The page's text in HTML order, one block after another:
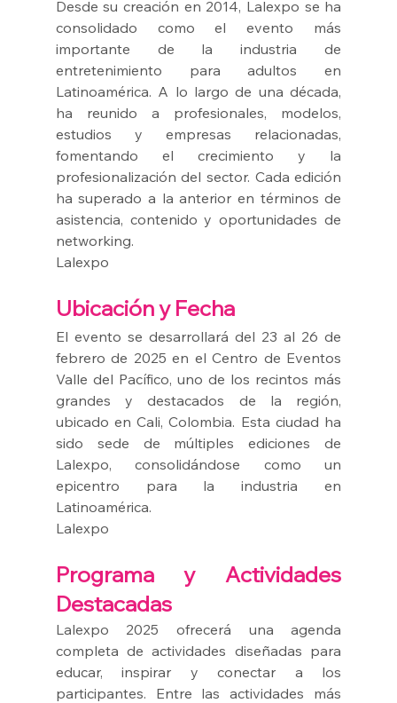
Desde su creación en 2014, Lalexpo se ha
consolidado como el evento más
importante de la industria de
entretenimiento para adultos en
Latinoamérica. A lo largo de una década,
ha reunido a profesionales, modelos,
estudios y empresas relacionadas,
fomentando el crecimiento y la
profesionalización del sector. Cada edición
ha superado a la anterior en términos de
asistencia, contenido y oportunidades de
networking.
Lalexpo
Ubicación y Fecha
El evento se desarrollará del 23 al 26 de
febrero de 2025 en el Centro de Eventos
Valle del Pacífico, uno de los recintos más
grandes y destacados de la región,
ubicado en Cali, Colombia. Esta ciudad ha
sido sede de múltiples ediciones de
Lalexpo, consolidándose como un
epicentro para la industria en
Latinoamérica.
Lalexpo
Programa y Actividades
Destacadas
Lalexpo 2025 ofrecerá una agenda
completa de actividades diseñadas para
educar, inspirar y conectar a los
participantes. Entre las actividades más